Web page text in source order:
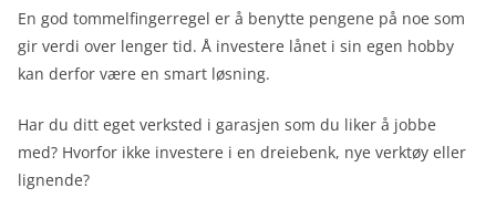
En god tommelfingerregel er å benytte pengene på noe som
gir verdi over lenger tid. Å investere lånet i sin egen hobby
kan derfor være en smart løsning.
Har du ditt eget verksted i garasjen som du liker å jobbe
med? Hvorfor ikke investere i en dreiebenk, nye verktøy eller
lignende?